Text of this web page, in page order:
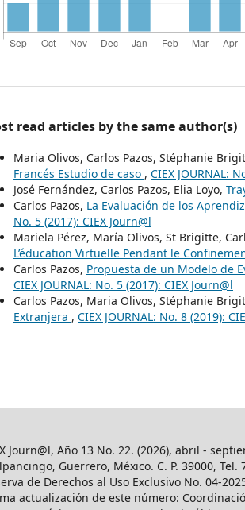
read articles by the same author(s)
Maria Olivos, Carlos Pazos, Stéphanie
Francés Estudio de caso , CIEX JOURNAL:
José Fernández, Carlos Pazos, Elia Loyo,
Carlos Pazos, La Evaluación de los
No. 5 (2017): CIEX Journ@l
Mariela Pérez, María Olivos, St Brigitte,
L’éducation Virtuelle Pendant le
Carlos Pazos, Propuesta de un Modelo de
CIEX JOURNAL: No. 5 (2017): CIEX Journ@l
Carlos Pazos, Maria Olivos, Stéphanie
Extranjera , CIEX JOURNAL: No. 8 (2019):
Journ@l, Año 13 No. 22. (2026), abril -
Guerrero, México. C. P. 39000,
de Derechos al Uso Exclusivo No. 04-
actualización de este número: